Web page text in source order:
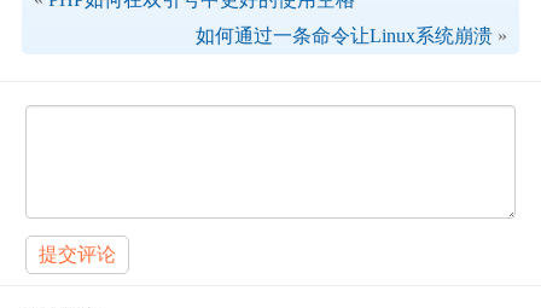
如何通过一条命令让Linux系统崩溃 »
提交评论